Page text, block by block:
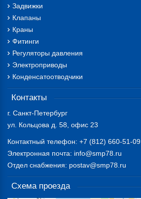
Задвижки
Клапаны
Краны
Фитинги
Регуляторы давления
Электроприводы
Конденсатоотводчики
Контакты
г. Санкт-Петербург
ул. Кольцова д. 58, офис 23
Контактный телефон: +7 (812) 660-51-09
Электронная почта: info@smp78.ru
Отдел снабжения: postav@smp78.ru
Схема проезда